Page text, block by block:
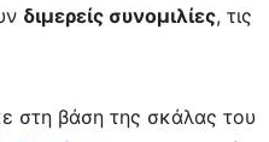
διμερείς συνομιλίες, τις
στη βάση της σκάλας του